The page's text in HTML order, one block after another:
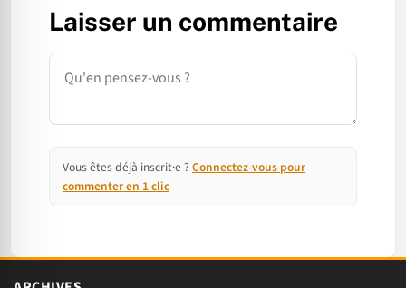
Laisser un commentaire
Commentaire
Vous êtes déjà inscrit·e ? Connectez-vous pour
commenter en 1 clic